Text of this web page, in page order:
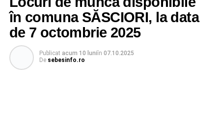
în comuna SĂSCIORI, la data
de 7 octombrie 2025
Publicat acum 10 luniîn 07.10.2025
De sebesinfo.ro